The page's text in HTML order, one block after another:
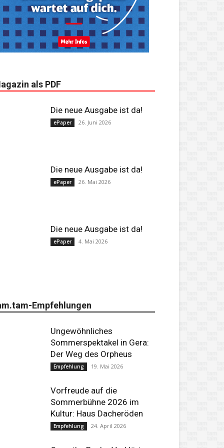
als PDF
Die neue Ausgabe ist da!
ePaper 26. Juni 2026
Die neue Ausgabe ist da!
ePaper 26. Mai 2026
Die neue Ausgabe ist da!
ePaper 4. Mai 2026
Empfehlungen
Ungewöhnliches
Sommerspektakel in Gera:
Der Weg des Orpheus
Empfehlung 19. Mai 2026
Vorfreude auf die
Sommerbühne 2026 im
Kultur: Haus Dacheröden
Empfehlung 24. April 2026